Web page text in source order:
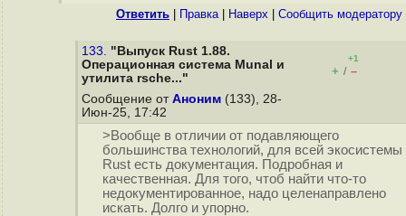
Ответить Правка| Наверх Cообщить модератору
133. "Выпуск Rust 1.88.
Операционная система Munal и
утилита rsche..."
+1
+ / –
Сообщение от Аноним (133), 28-
Июн-25, 17:42
>Вообще в отличии от подавляющего
большинства технологий, для всей экосистемы
Rust есть документация. Подробная и
качественная. Для того, чтоб найти что-то
недокументированное, надо целенаправлено
искать. Долго и упорно.